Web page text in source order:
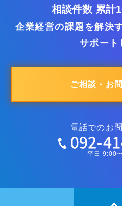
相談件数 累計
企業経営の課題を解決
サポート
ご相談・お
電話でのお
平日 9:00